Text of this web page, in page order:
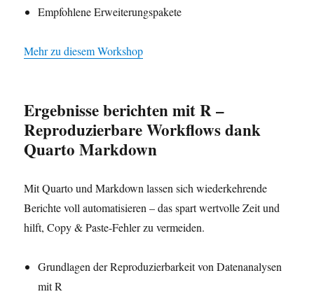
Empfohlene Erweiterungspakete
Mehr zu diesem Workshop
Ergebnisse berichten mit R –
Reproduzierbare Workflows dank
Quarto Markdown
Mit Quarto und Markdown lassen sich wiederkehrende
Berichte voll automatisieren – das spart wertvolle Zeit und
hilft, Copy & Paste-Fehler zu vermeiden.
Grundlagen der Reproduzierbarkeit von Datenanalysen
mit R